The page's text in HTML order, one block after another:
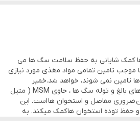
ها کمک شایانی به حفظ سلامت سگ ها می
موجب تامین تمامی مواد مغذی مورد نیازی
تامین نمی شوند، خواهد شد.خمیر
گلوکزامین یوروپت برای سگ های بالغ و توله سگ ها ، حاوی MSM ( متیل
ضروری مفاصل و استخوان ها است. این
توده استخوان ها کمک میکند. به